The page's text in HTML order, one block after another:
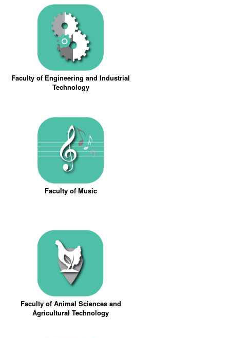
Faculty of Engineering and Industrial
Technology
Faculty of Music
Faculty of Animal Sciences and
Agricultural Technology